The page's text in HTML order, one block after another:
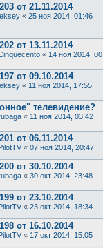
от 21.11.2014
« 25 ноя 2014, 01:46
от 13.11.2014
« 14 ноя 2014,
от 09.10.2014
« 11 ноя 2014, 17:55
телевидение?
« 11 ноя 2014, 03:42
от 06.11.2014
« 07 ноя 2014, 20:47
от 30.10.2014
« 30 окт 2014, 23:48
от 23.10.2014
« 23 окт 2014, 18:34
от 16.10.2014
« 17 окт 2014, 15:05